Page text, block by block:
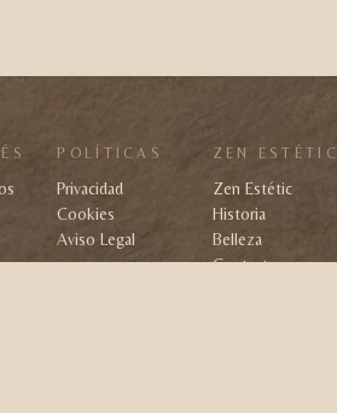
POLÍTICAS
Privacidad
Cookies
Aviso Legal
ZEN ESTÉTIC
Zen Estétic
Historia
Belleza
Contacto